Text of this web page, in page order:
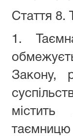
Стаття 8.
1.
Закону,
містить